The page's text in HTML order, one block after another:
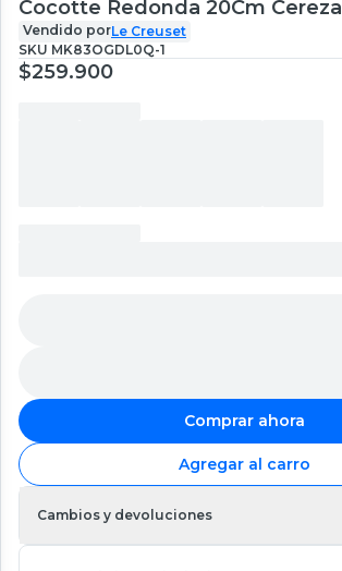
Cocotte Redonda 20Cm Cereza
Vendido porLe Creuset
SKU MK83OGDL0Q-1
$259.900
Comprar ahora
Agregar al carro
Cambios y devoluciones